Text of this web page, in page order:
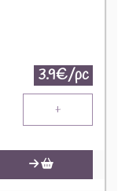
3.9€/pc
+